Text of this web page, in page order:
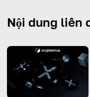
Nội dung liên